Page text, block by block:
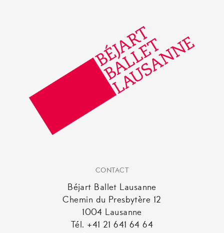
CONTACT
Béjart Ballet Lausanne
Chemin du Presbytère 12
1004 Lausanne
Tél. +41 21 641 64 64